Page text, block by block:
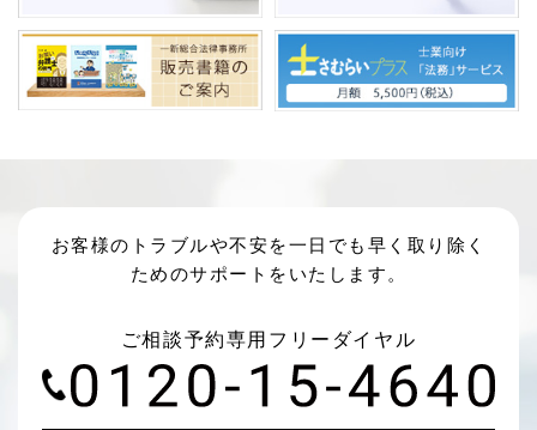
お客様のトラブルや不安を一日でも早く取り除く
ためのサポートをいたします。
ご相談予約専用フリーダイヤル